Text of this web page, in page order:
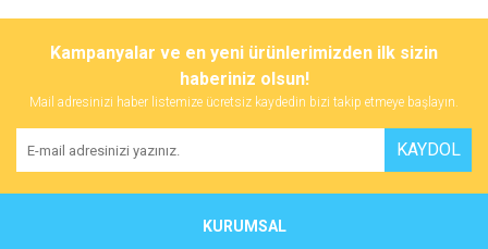
Bu ürüne ilk yorumu siz yapın!
Yorum Yaz
tarafımıza iletebilirsiniz.
Görüş ve önerileriniz için teşekkür ederiz.
Ürün resmi kalitesiz, bozuk veya görüntülenemiyor.
Ürün açıklamasında eksik bilgiler bulunuyor.
Ürün fiyatı diğer sitelerden daha pahalı.
Kampanyalar ve en yeni ürünlerimizden ilk sizin
haberiniz olsun!
Mail adresinizi haber listemize ücretsiz kaydedin bizi takip etmeye başlayın.
KAYDOL
KURUMSAL